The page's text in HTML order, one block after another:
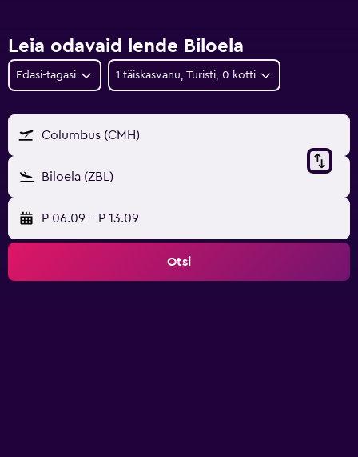
Leia odavaid lende Biloela
Edasi-tagasi 1 täiskasvanu, Turisti, 0 kotti
Columbus (CMH)
Biloela (ZBL)
P 06.09 - P 13.09
Otsi